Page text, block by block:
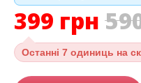
399 грн
Останні 7 одиниць на